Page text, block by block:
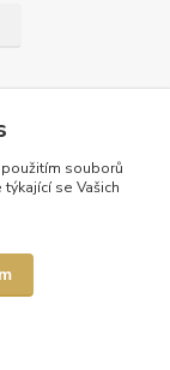
souborů
se Vašich